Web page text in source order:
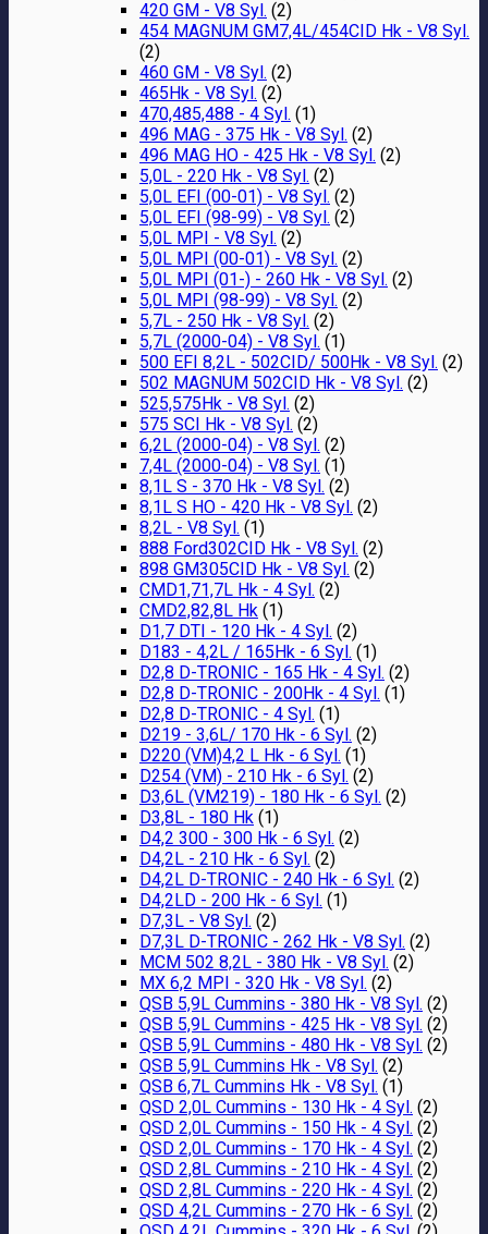
420 GM - V8 Syl. (2)
454 MAGNUM GM7,4L/454CID Hk - V8 Syl.
(2)
460 GM - V8 Syl. (2)
465Hk - V8 Syl. (2)
470,485,488 - 4 Syl. (1)
496 MAG - 375 Hk - V8 Syl. (2)
496 MAG HO - 425 Hk - V8 Syl. (2)
5,0L - 220 Hk - V8 Syl. (2)
5,0L EFI (00-01) - V8 Syl. (2)
5,0L EFI (98-99) - V8 Syl. (2)
5,0L MPI - V8 Syl. (2)
5,0L MPI (00-01) - V8 Syl. (2)
5,0L MPI (01-) - 260 Hk - V8 Syl. (2)
5,0L MPI (98-99) - V8 Syl. (2)
5,7L - 250 Hk - V8 Syl. (2)
5,7L (2000-04) - V8 Syl. (1)
500 EFI 8,2L - 502CID/ 500Hk - V8 Syl. (2)
502 MAGNUM 502CID Hk - V8 Syl. (2)
525,575Hk - V8 Syl. (2)
575 SCI Hk - V8 Syl. (2)
6,2L (2000-04) - V8 Syl. (2)
7,4L (2000-04) - V8 Syl. (1)
8,1L S - 370 Hk - V8 Syl. (2)
8,1L S HO - 420 Hk - V8 Syl. (2)
8,2L - V8 Syl. (1)
888 Ford302CID Hk - V8 Syl. (2)
898 GM305CID Hk - V8 Syl. (2)
CMD1,71,7L Hk - 4 Syl. (2)
CMD2,82,8L Hk (1)
D1,7 DTI - 120 Hk - 4 Syl. (2)
D183 - 4,2L / 165Hk - 6 Syl. (1)
D2,8 D-TRONIC - 165 Hk - 4 Syl. (2)
D2,8 D-TRONIC - 200Hk - 4 Syl. (1)
D2,8 D-TRONIC - 4 Syl. (1)
D219 - 3,6L/ 170 Hk - 6 Syl. (2)
D220 (VM)4,2 L Hk - 6 Syl. (1)
D254 (VM) - 210 Hk - 6 Syl. (2)
D3,6L (VM219) - 180 Hk - 6 Syl. (2)
D3,8L - 180 Hk (1)
D4,2 300 - 300 Hk - 6 Syl. (2)
D4,2L - 210 Hk - 6 Syl. (2)
D4,2L D-TRONIC - 240 Hk - 6 Syl. (2)
D4,2LD - 200 Hk - 6 Syl. (1)
D7,3L - V8 Syl. (2)
D7,3L D-TRONIC - 262 Hk - V8 Syl. (2)
MCM 502 8,2L - 380 Hk - V8 Syl. (2)
MX 6,2 MPI - 320 Hk - V8 Syl. (2)
QSB 5,9L Cummins - 380 Hk - V8 Syl. (2)
QSB 5,9L Cummins - 425 Hk - V8 Syl. (2)
QSB 5,9L Cummins - 480 Hk - V8 Syl. (2)
QSB 5,9L Cummins Hk - V8 Syl. (2)
QSB 6,7L Cummins Hk - V8 Syl. (1)
QSD 2,0L Cummins - 130 Hk - 4 Syl. (2)
QSD 2,0L Cummins - 150 Hk - 4 Syl. (2)
QSD 2,0L Cummins - 170 Hk - 4 Syl. (2)
QSD 2,8L Cummins - 210 Hk - 4 Syl. (2)
QSD 2,8L Cummins - 220 Hk - 4 Syl. (2)
QSD 4,2L Cummins - 270 Hk - 6 Syl. (2)